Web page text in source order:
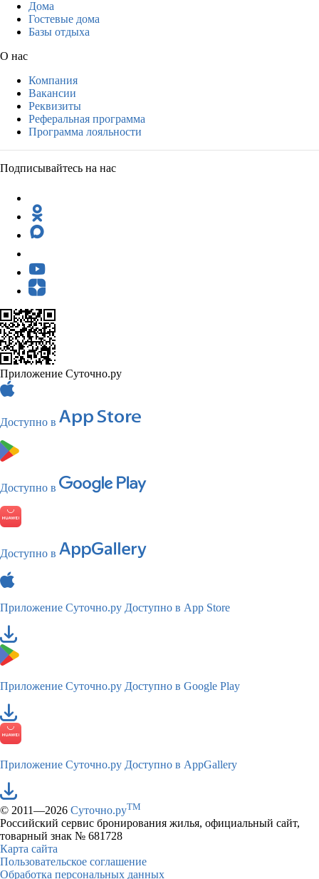
Дома
Гостевые дома
Базы отдыха
О нас
Компания
Вакансии
Реквизиты
Реферальная программа
Программа лояльности
Подписывайтесь на нас
Приложение Суточно.ру
Доступно в
Доступно в
Доступно в
Приложение Суточно.ру Доступно в App Store
Приложение Суточно.ру Доступно в Google Play
Приложение Суточно.ру Доступно в AppGallery
© 2011—2026 Суточно.руTM
Российский сервис бронирования жилья, официальный сайт,
товарный знак № 681728
Карта сайта
Пользовательское соглашение
Обработка персональных данных